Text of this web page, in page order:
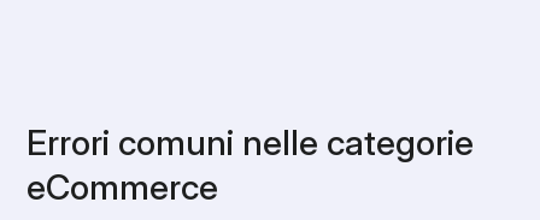
Errori comuni nelle categorie
eCommerce